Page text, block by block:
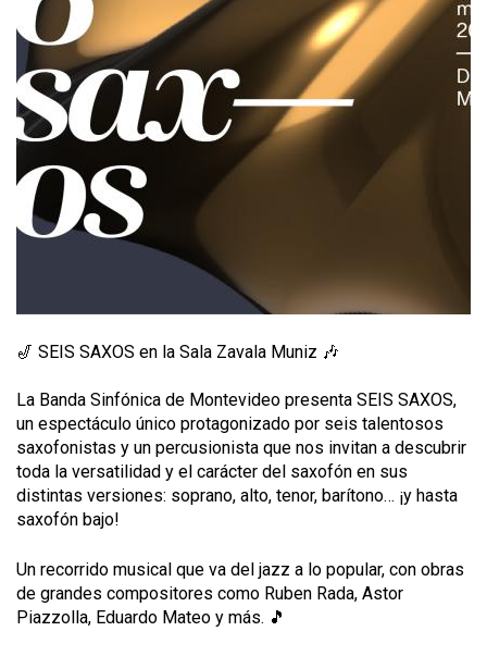
🎷 SEIS SAXOS en la Sala Zavala Muniz 🎶
La Banda Sinfónica de Montevideo presenta SEIS SAXOS,
un espectáculo único protagonizado por seis talentosos
saxofonistas y un percusionista que nos invitan a descubrir
toda la versatilidad y el carácter del saxofón en sus
distintas versiones: soprano, alto, tenor, barítono… ¡y hasta
saxofón bajo!
Un recorrido musical que va del jazz a lo popular, con obras
de grandes compositores como Ruben Rada, Astor
Piazzolla, Eduardo Mateo y más. 🎵